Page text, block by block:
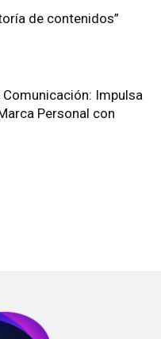
de contenidos”
Impulsa
Personal con